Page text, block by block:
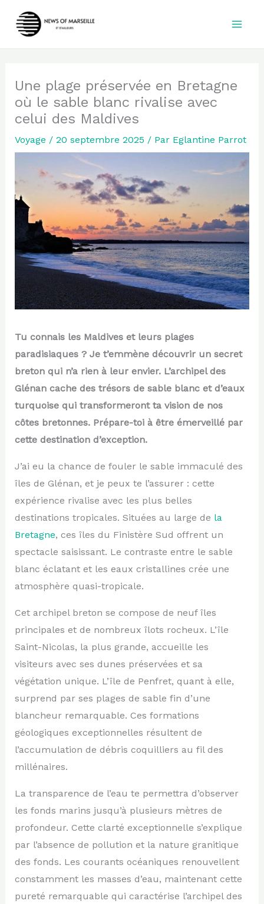
Une plage préservée en Bretagne
où le sable blanc rivalise avec
celui des Maldives
Voyage / 20 septembre 2025 / Par Eglantine Parrot
Tu connais les Maldives et leurs plages
paradisiaques ? Je t’emmène découvrir un secret
breton qui n’a rien à leur envier. L’archipel des
Glénan cache des trésors de sable blanc et d’eaux
turquoise qui transformeront ta vision de nos
côtes bretonnes. Prépare-toi à être émerveillé par
cette destination d’exception.
J’ai eu la chance de fouler le sable immaculé des
îles de Glénan, et je peux te l’assurer : cette
expérience rivalise avec les plus belles
destinations tropicales. Situées au large de la
Bretagne, ces îles du Finistère Sud offrent un
spectacle saisissant. Le contraste entre le sable
blanc éclatant et les eaux cristallines crée une
atmosphère quasi-tropicale.
Cet archipel breton se compose de neuf îles
principales et de nombreux îlots rocheux. L’île
Saint-Nicolas, la plus grande, accueille les
visiteurs avec ses dunes préservées et sa
végétation unique. L’île de Penfret, quant à elle,
surprend par ses plages de sable fin d’une
blancheur remarquable. Ces formations
géologiques exceptionnelles résultent de
l’accumulation de débris coquilliers au fil des
millénaires.
La transparence de l’eau te permettra d’observer
les fonds marins jusqu’à plusieurs mètres de
profondeur. Cette clarté exceptionnelle s’explique
par l’absence de pollution et la nature granitique
des fonds. Les courants océaniques renouvellent
constamment les masses d’eau, maintenant cette
pureté remarquable qui caractérise l’archipel des